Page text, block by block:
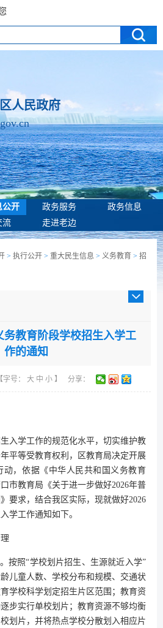
人民政府
公开 政务服务
政务信息
流 走进老边
> 执行公开 > 重大民生信息 > 义务教育 > 招
务教育阶段学校招生入学工
作的通知
【字号： 大 中 小】 分享：
入学工作的规范化水平，切实维护教
平等受教育权利，区教育局决定开展
动，依据《中华人民共和国义务教育
市教育局《关于进一步做好2026年普
要求，结合我区实际，现就做好2026
学工作通知如下。
按照“学校划片招生、生源就近入学”
儿童人数、学校分布和规模、交通状
学校科学划定招生片区范围；教育资
步实行单校划片；教育资源不够均衡
划片，并将热点学校分散划入相应片